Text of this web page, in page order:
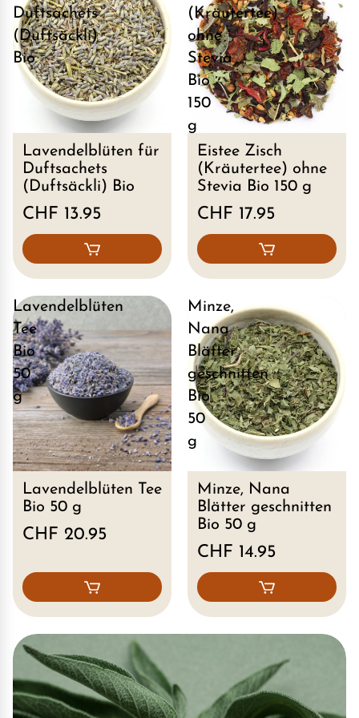
Duftsachets
(Duftsäckli)
Bio
Lavendelblüten für
Duftsachets
(Duftsäckli) Bio
CHF 13.95
(Kräutertee)
ohne
Stevia
Bio
150
g
Eistee Zisch
(Kräutertee) ohne
Stevia Bio 150 g
CHF 17.95
Lavendelblüten
Tee
Bio
50
g
Lavendelblüten Tee
Bio 50 g
CHF 20.95
Minze,
Nana
Blätter
geschnitten
Bio
50
g
Minze, Nana
Blätter geschnitten
Bio 50 g
CHF 14.95